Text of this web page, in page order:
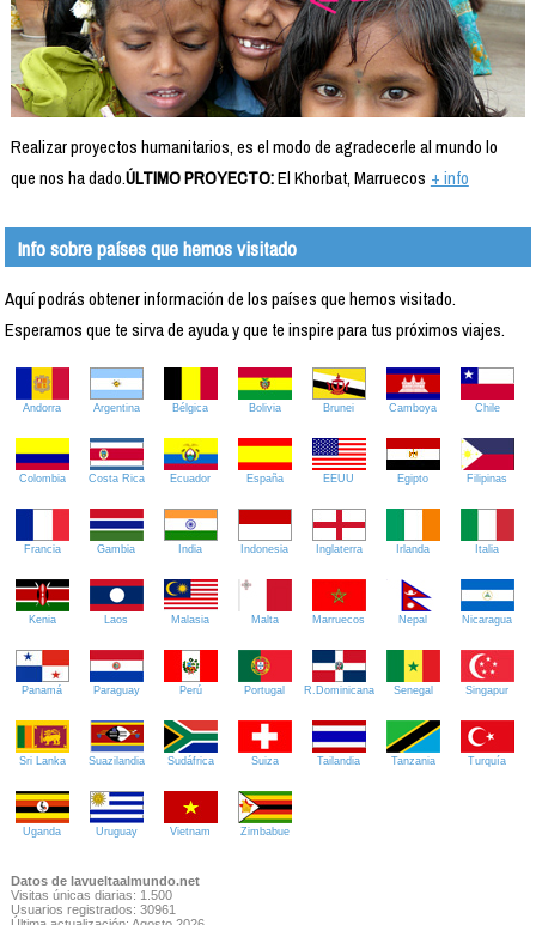
Realizar proyectos humanitarios, es el modo de agradecerle al mundo lo
que nos ha dado.ÚLTIMO PROYECTO:El Khorbat, Marruecos + info
Info sobre países que hemos visitado
Aquí podrás obtener información de los países que hemos visitado.
Esperamos que te sirva de ayuda y que te inspire para tus próximos viajes.
Andorra Argentina Bélgica Bolivia Brunei Camboya Chile
Colombia Costa Rica Ecuador España EEUU Egipto Filipinas
Francia Gambia India Indonesia Inglaterra Irlanda Italia
Kenia Laos Malasia Malta Marruecos Nepal Nicaragua
Panamá Paraguay Perú Portugal R.Dominicana Senegal Singapur
Sri Lanka Suazilandia Sudáfrica Suiza Tailandia Tanzania Turquía
Uganda Uruguay Vietnam Zimbabue
Datos de lavueltaalmundo.net
Visitas únicas diarias: 1.500
Usuarios registrados: 30961